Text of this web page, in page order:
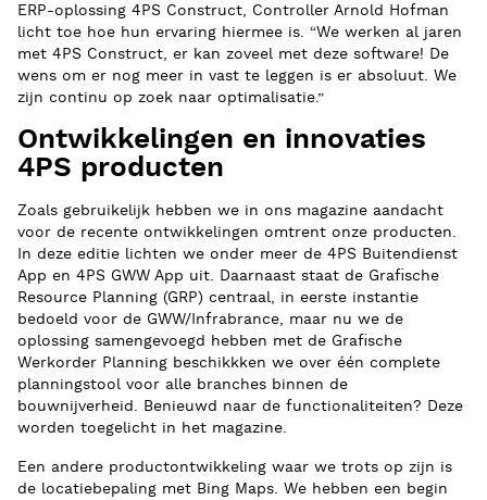
ERP-oplossing 4PS Construct, Controller Arnold Hofman
licht toe hoe hun ervaring hiermee is. “We werken al jaren
met 4PS Construct, er kan zoveel met deze software! De
wens om er nog meer in vast te leggen is er absoluut. We
zijn continu op zoek naar optimalisatie.”
Ontwikkelingen en innovaties
4PS producten
Zoals gebruikelijk hebben we in ons magazine aandacht
voor de recente ontwikkelingen omtrent onze producten.
In deze editie lichten we onder meer de 4PS Buitendienst
App en 4PS GWW App uit. Daarnaast staat de Grafische
Resource Planning (GRP) centraal, in eerste instantie
bedoeld voor de GWW/Infrabrance, maar nu we de
oplossing samengevoegd hebben met de Grafische
Werkorder Planning beschikkken we over één complete
planningstool voor alle branches binnen de
bouwnijverheid. Benieuwd naar de functionaliteiten? Deze
worden toegelicht in het magazine.
Een andere productontwikkeling waar we trots op zijn is
de locatiebepaling met Bing Maps. We hebben een begin